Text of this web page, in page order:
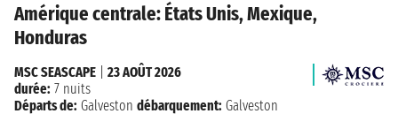
Amérique centrale: États Unis, Mexique,
Honduras
MSC SEASCAPE
23 AOÛT 2026
durée: 7 nuits
Départs de: Galveston débarquement: Galveston